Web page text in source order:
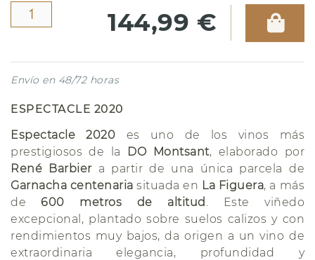
144,99 €
Envío en 48/72 horas
ESPECTACLE 2020
Espectacle 2020 es uno de los vinos más
prestigiosos de la DO Montsant, elaborado por
René Barbiera partir de una única parcela de
Garnacha centenaria situada en La Figuera, a más
de 600 metros de altitud
. Este viñedo
excepcional, plantado sobre suelos calizos y con
rendimientos muy bajos, da origen a un vino de
extraordinaria elegancia, profundidad y